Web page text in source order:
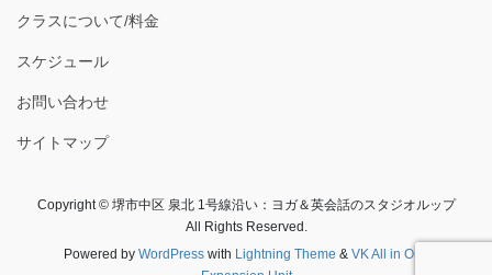
クラスについて/料金
スケジュール
お問い合わせ
サイトマップ
Copyright © 堺市中区 泉北 1号線沿い：ヨガ＆英会話のスタジオルップ
All Rights Reserved.
Powered by WordPresswith Lightning Theme & VK All in One